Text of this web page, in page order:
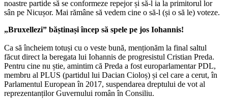
noastre partide să se conformeze repejor și să-l ia la primitorul lor
sân pe Nicușor. Mai rămâne să vedem cine o să-l (și o să le) voteze.
„Bruxellezi” băștinași încep să spele pe jos Iohannis!
Ca să încheiem totuși cu o veste bună, menționăm la final saltul
făcut direct la beregata lui Iohannis de progresistul Cristian Preda.
Pentru cine nu știe, amintim că Preda a fost europarlamentar PDL,
membru al PLUS (partidul lui Dacian Cioloș) și cel care a cerut, în
Parlamentul European în 2017, suspendarea dreptului de vot al
reprezentanților Guvernului român în Consiliu.